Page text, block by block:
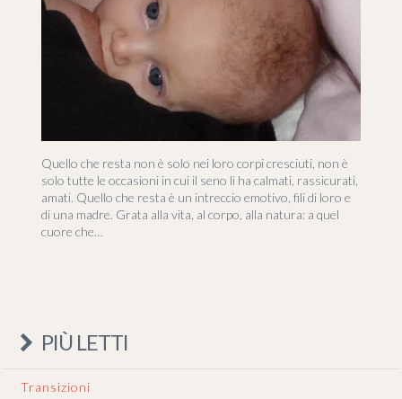
Quello che resta non è solo nei loro corpi cresciuti, non è
solo tutte le occasioni in cui il seno li ha calmati, rassicurati,
amati. Quello che resta è un intreccio emotivo, fili di loro e
di una madre. Grata alla vita, al corpo, alla natura: a quel
cuore che…
PIÙ LETTI
Transizioni